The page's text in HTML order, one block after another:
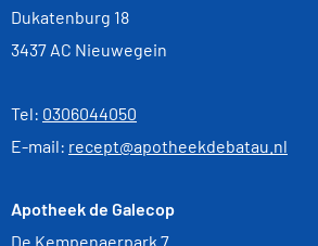
Dukatenburg 18
3437 AC Nieuwegein
Tel: 0306044050
E-mail: recept@apotheekdebatau.nl
Apotheek de Galecop
De Kempenaerpark 7